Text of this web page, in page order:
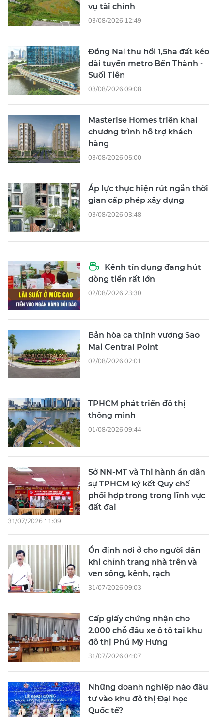
vụ tài chính
03/08/2026 12:49
Đồng Nai thu hồi 1,5ha đất kéo
dài tuyến metro Bến Thành -
Suối Tiên
03/08/2026 09:08
Masterise Homes triển khai
chương trình hỗ trợ khách
hàng
03/08/2026 05:00
Áp lực thực hiện rút ngắn thời
gian cấp phép xây dựng
03/08/2026 03:48
Kênh tín dụng đang hút
dòng tiền rất lớn
02/08/2026 23:30
Bản hòa ca thịnh vượng Sao
Mai Central Point
02/08/2026 02:01
TPHCM phát triển đô thị
thông minh
01/08/2026 09:44
Sở NN-MT và Thi hành án dân
sự TPHCM ký kết Quy chế
phối hợp trong trong lĩnh vực
đất đai
31/07/2026 11:09
Ổn định nơi ở cho người dân
khi chỉnh trang nhà trên và
ven sông, kênh, rạch
31/07/2026 09:03
Cấp giấy chứng nhận cho
2.000 chỗ đậu xe ô tô tại khu
đô thị Phú Mỹ Hưng
31/07/2026 04:07
Những doanh nghiệp nào đầu
tư vào khu đô thị Đại học
Quốc tế?